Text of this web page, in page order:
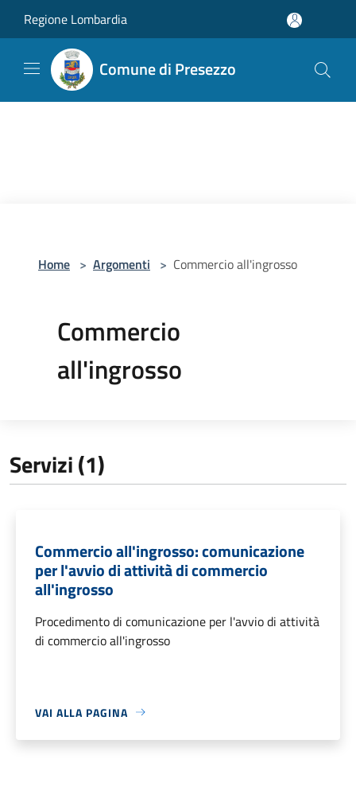
Regione Lombardia
Comune di Presezzo
Home > Argomenti > Commercio all'ingrosso
Commercio
all'ingrosso
Servizi (1)
Commercio all'ingrosso: comunicazione
per l'avvio di attività di commercio
all'ingrosso
Procedimento di comunicazione per l'avvio di attività
di commercio all'ingrosso
VAI ALLA PAGINA